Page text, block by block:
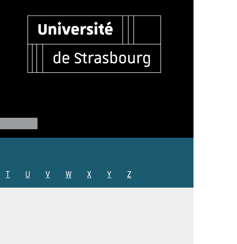
T U V W X Y Z